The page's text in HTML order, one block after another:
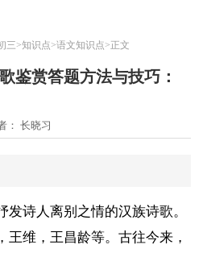
三>知识点>语文知识点>正文
鉴赏答题方法与技巧：
： 长晓习
诗人离别之情的汉族诗歌。
王维，王昌龄等。古往今来，